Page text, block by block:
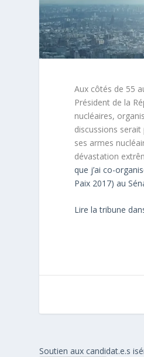
Aux côtés de 55
Président de la
nucléaires,
discussions serait
ses armes
dévastation
que j’ai co-
Paix 2017) au
Lire la tribune
Soutien aux candidat.e.s